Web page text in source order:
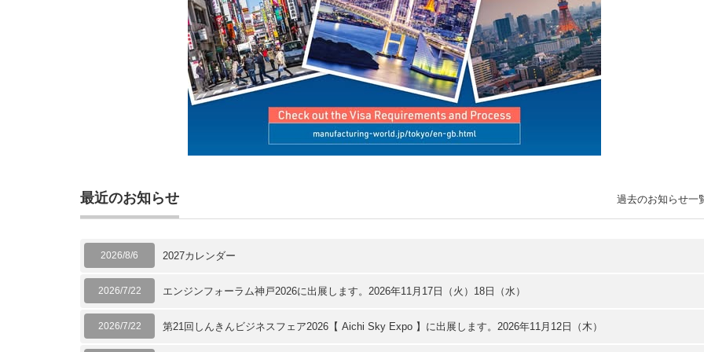
最近のお知らせ
2026/8/6 2027カレンダー
2026/7/22 エンジンフォーラム神戸2026に出展します。2026年11月17日（火）18日（水）
2026/7/22 第21回しんきんビジネスフェア2026【 Aichi Sky Expo 】に出展します。2026年11月12日（木）
過去のお知らせ一